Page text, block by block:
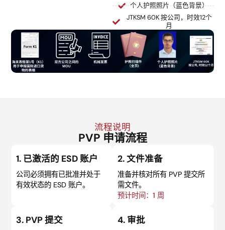
个人护照照片（蓝色背景）
JTKSM 60K 按公司，时效12个
月
流程说明
PVP 申请流程
1. 已激活的 ESD 账户
公司必须拥有已批准并处于
有效状态的 ESD 账户。
2. 文件准备
准备并核对所有 PVP 提交所
需文件。
预计时间：1 周
3. PVP 提交 4. 审批